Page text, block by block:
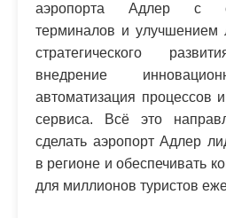
аэропорта Адлер с
терминалов и улучшением
стратегического
внедрение
автоматизация процессов
сервиса. Всё это
сделать аэропорт Адлер
в регионе и обеспечивать
для миллионов туристов